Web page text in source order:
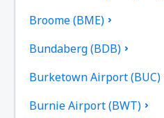
Broome (BME)
Bundaberg (BDB)
Burketown Airport (BUC)
Burnie Airport (BWT)